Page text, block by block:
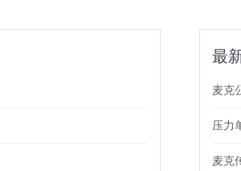
最
麦克
压力
麦克